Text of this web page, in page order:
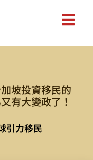
坡投資移民的
有大變政了！
引力移民